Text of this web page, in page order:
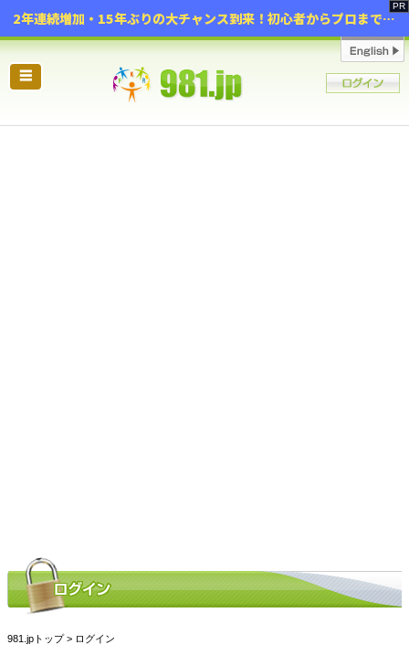
2年連続増加・15年ぶりの大チャンス到来！初心者からプロまで網羅する「競売不動産・超実践投資セミナー」♦神奈川県 横浜 in 神奈川
☰
981.jpトップ> ログイン